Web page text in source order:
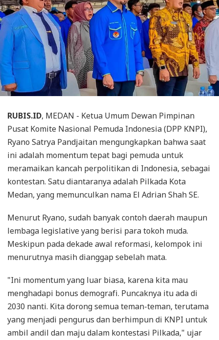
RUBIS.ID, MEDAN - Ketua Umum Dewan Pimpinan
Pusat Komite Nasional Pemuda Indonesia (DPP KNPI),
Ryano Satrya Pandjaitan mengungkapkan bahwa saat
ini adalah momentum tepat bagi pemuda untuk
meramaikan kancah perpolitikan di Indonesia, sebagai
kontestan. Satu diantaranya adalah Pilkada Kota
Medan, yang memunculkan nama El Adrian Shah SE.
Menurut Ryano, sudah banyak contoh daerah maupun
lembaga legislative yang berisi para tokoh muda.
Meskipun pada dekade awal reformasi, kelompok ini
menurutnya masih dianggap sebelah mata.
"Ini momentum yang luar biasa, karena kita mau
menghadapi bonus demografi. Puncaknya itu ada di
2030 nanti. Kita dorong semua teman-teman, terutama
yang menjadi pengurus dan berhimpun di KNPI untuk
ambil andil dan maju dalam kontestasi Pilkada," ujar